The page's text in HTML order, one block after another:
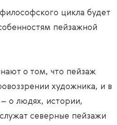
цикла будет
пейзажной
о том, что пейзаж
художника, и в
о людях, истории,
северные пейзажи